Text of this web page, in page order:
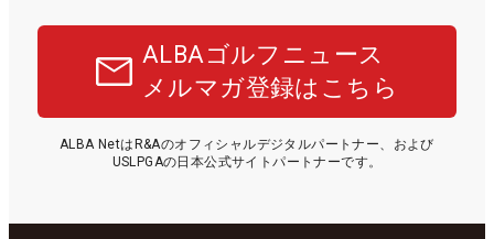
ALBAゴルフニュース
メルマガ登録はこちら
ALBA NetはR&Aのオフィシャルデジタルパートナー、および
USLPGAの日本公式サイトパートナーです。